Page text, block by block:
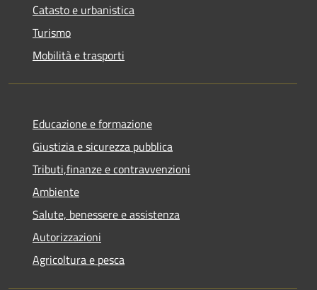
Catasto e urbanistica
Turismo
Mobilità e trasporti
Educazione e formazione
Giustizia e sicurezza pubblica
Tributi,finanze e contravvenzioni
Ambiente
Salute, benessere e assistenza
Autorizzazioni
Agricoltura e pesca